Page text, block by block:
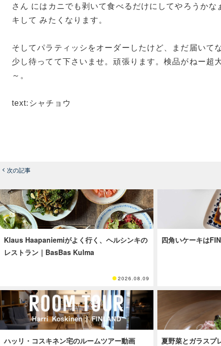
さん にはカニでも剥いて食べるだけにしてやろうかな
キして みたくなります。
そしてパラティッシをオーダーしたけど、まだ届いて
少し待ってて下さいませ。頑張ります。検品がねー超
～。
text:シャチョウ
次の記事
Klaus Haapaniemiがよく行く、ヘルシンキの
レストラン｜BasBas Kulma
2026.08.09
四角いケーキは
ハッリ・コスキネン宅のルームツアー動画 夏野菜とガラスプ